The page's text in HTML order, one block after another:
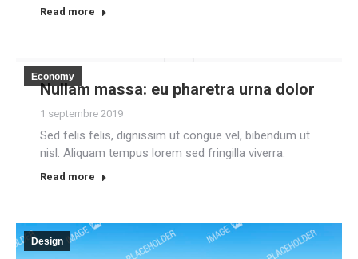
Read more
Economy
Nullam massa: eu pharetra urna dolor
1 septembre 2019
Sed felis felis, dignissim ut congue vel, bibendum ut
nisl. Aliquam tempus lorem sed fringilla viverra.
Read more
Design